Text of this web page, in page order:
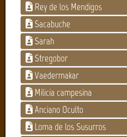
Rey de los Mendigos
Sacabuche
Sarah
Stregobor
Vaedermakar
Milicia campesina
Anciano Oculto
Loma de los Susurros